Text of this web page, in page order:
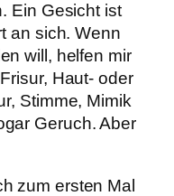
Ein Gesicht ist
an sich. Wenn
will, helfen mir
Haut- oder
Stimme, Mimik
Geruch. Aber
zum ersten Mal